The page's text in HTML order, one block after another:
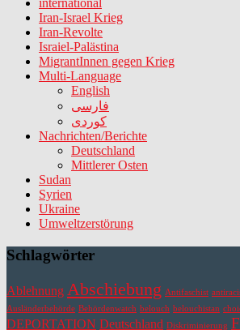
Iran-Israel Krieg
Iran-Revolte
Israiel-Palästina
MigrantInnen gegen Krieg
Multi-Language
English
فارسی
کوردی
Nachrichten/Berichte
Deutschland
Mittlerer Osten
Sudan
Syrien
Ukraine
Umweltzerstörung
Schlagwörter
Ablehnung Abschiebung Antifaschist
Ausländerbehörde Behördenwatch belouch belouchistan
DEPORTATION Deutschland Diskriminierung